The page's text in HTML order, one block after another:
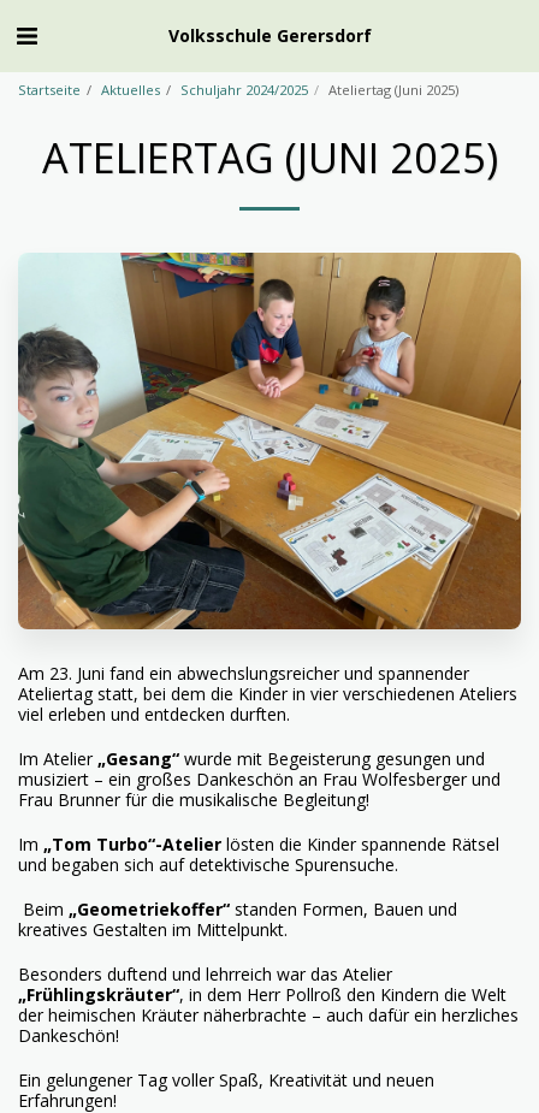
Volksschule Gerersdorf
Startseite Aktuelles Schuljahr 2024/2025 Ateliertag (Juni 2025)
ATELIERTAG (JUNI 2025)
Am 23. Juni fand ein abwechslungsreicher und spannender
Ateliertag statt, bei dem die Kinder in vier verschiedenen Ateliers
viel erleben und entdecken durften.
Im Atelier„Gesang“ wurde mit Begeisterung gesungen und
musiziert – ein großes Dankeschön an Frau Wolfesberger und
Frau Brunner für die musikalische Begleitung!
Im „Tom Turbo“-Atelier lösten die Kinder spannende Rätsel
und begaben sich auf detektivische Spurensuche.
Beim „Geometriekoffer“ standen Formen, Bauen und
kreatives Gestalten im Mittelpunkt.
Besonders duftend und lehrreich war das Atelier
„Frühlingskräuter“, in dem Herr Pollroß den Kindern die Welt
der heimischen Kräuter näherbrachte – auch dafür ein herzliches
Dankeschön!
Ein gelungener Tag voller Spaß, Kreativität und neuen
Erfahrungen!